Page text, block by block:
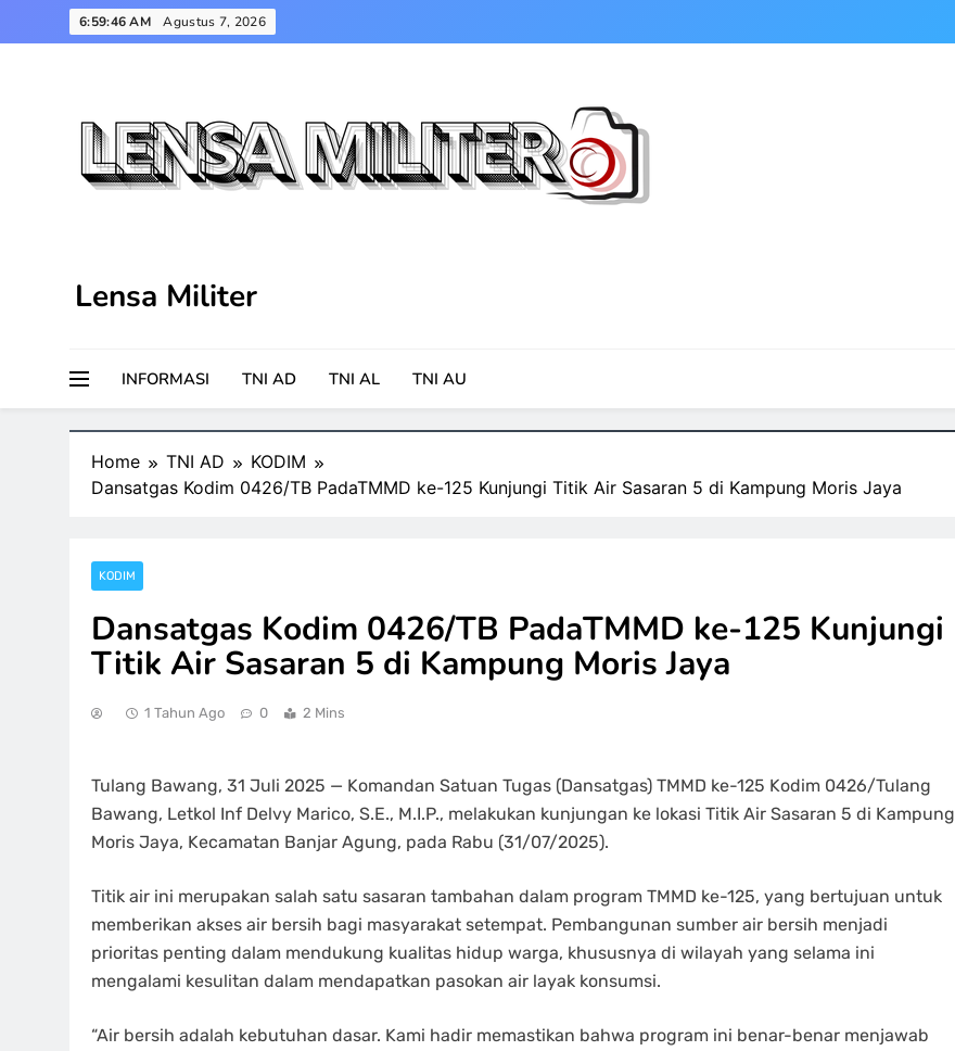
to
6:59:47 AM Agustus 7, 2026
Lensa Militer
INFORMASI TNI AD TNI AL TNI AU
Home TNI AD
KODIM
Dansatgas Kodim 0426/TB PadaTMMD ke-125 Kunjungi Titik Air Sasaran 5 di Kampung Moris Jaya
KODIM
Dansatgas Kodim 0426/TB PadaTMMD ke-125 Kunjungi
Titik Air Sasaran 5 di Kampung Moris Jaya
1 Tahun Ago 0 2 Mins
Tulang Bawang, 31 Juli 2025 — Komandan Satuan Tugas (Dansatgas) TMMD ke-125 Kodim 0426/Tulang
Bawang, Letkol Inf Delvy Marico, S.E., M.I.P., melakukan kunjungan ke lokasi Titik Air Sasaran 5 di Kampung
Moris Jaya, Kecamatan Banjar Agung, pada Rabu (31/07/2025).
Titik air ini merupakan salah satu sasaran tambahan dalam program TMMD ke-125, yang bertujuan untuk
memberikan akses air bersih bagi masyarakat setempat. Pembangunan sumber air bersih menjadi
prioritas penting dalam mendukung kualitas hidup warga, khususnya di wilayah yang selama ini
mengalami kesulitan dalam mendapatkan pasokan air layak konsumsi.
“Air bersih adalah kebutuhan dasar. Kami hadir memastikan bahwa program ini benar-benar menjawab